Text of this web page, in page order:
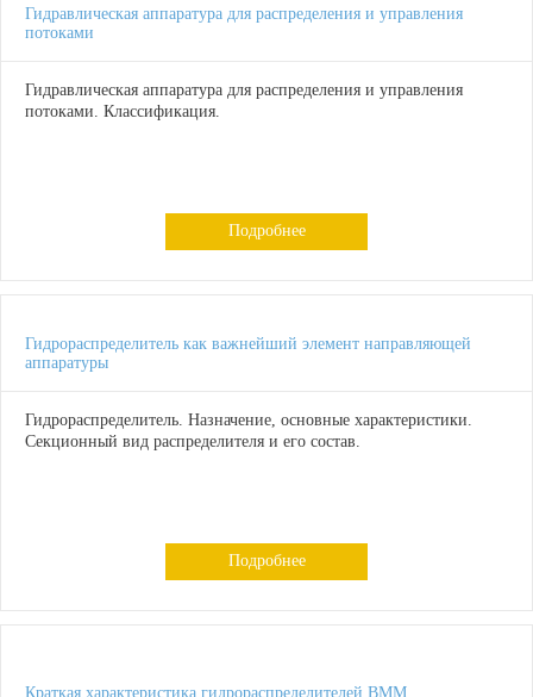
Гидравлическая аппаратура для распределения и управления
потоками
Гидравлическая аппаратура для распределения и управления
потоками. Классификация.
Подробнее
Гидрораспределитель как важнейший элемент направляющей
аппаратуры
Гидрораспределитель. Назначение, основные характеристики.
Секционный вид распределителя и его состав.
Подробнее
Краткая характеристика гидрораспределителей ВММ